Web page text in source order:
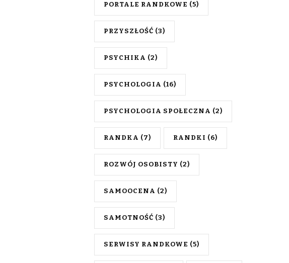
PORTALE RANDKOWE (5)
PRZYSZŁOŚĆ (3)
PSYCHIKA (2)
PSYCHOLOGIA (16)
PSYCHOLOGIA SPOŁECZNA (2)
RANDKA (7) RANDKI (6)
ROZWÓJ OSOBISTY (2)
SAMOOCENA (2)
SAMOTNOŚĆ (3)
SERWISY RANDKOWE (5)